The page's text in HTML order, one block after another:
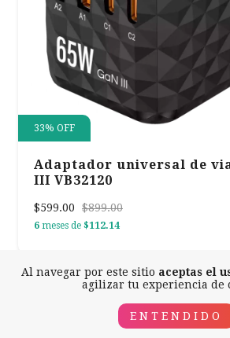
Al navegar por este sitio aceptas el
agilizar tu experiencia de
ENTENDIDO
33% OFF
Adaptador universal de
III VB32120
$599.00 $899.00
6 meses de $112.14